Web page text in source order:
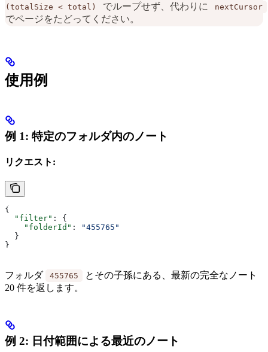
(totalSize < total)
でループせず、代わりに nextCursor
でページをたどってください。
使用例
例 1: 特定のフォルダ内のノート
リクエスト:
{
  "filter"
: {
    "folderId"
:
"455765"
  }
}
フォルダ 455765
とその子孫にある、最新の完全なノート
20 件を返します。
例 2: 日付範囲による最近のノート